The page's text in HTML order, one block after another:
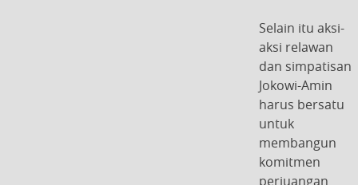
Selain itu aksi-
aksi relawan
dan simpatisan
Jokowi-Amin
harus bersatu
untuk
membangun
komitmen
perjuangan